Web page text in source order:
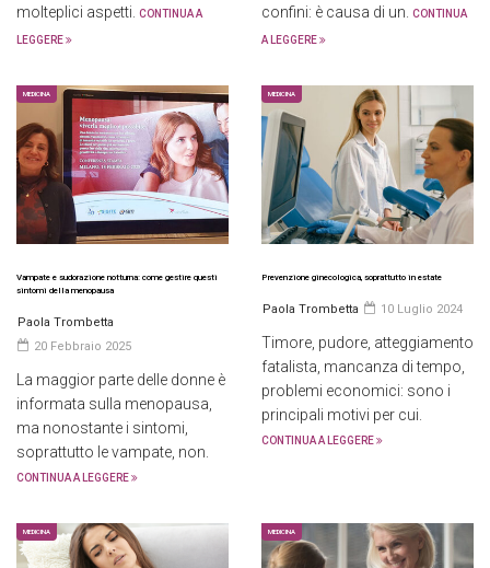
molteplici aspetti. CONTINUA A
LEGGERE
confini: è causa di un. CONTINUA
A LEGGERE
MEDICINA
Vampate e sudorazione notturna: come gestire questi
sintomi della menopausa
Paola Trombetta
20 Febbraio 2025
La maggior parte delle donne è
informata sulla menopausa,
ma nonostante i sintomi,
soprattutto le vampate, non.
CONTINUA A LEGGERE
MEDICINA
Prevenzione ginecologica, soprattutto in estate
Paola Trombetta 10 Luglio 2024
Timore, pudore, atteggiamento
fatalista, mancanza di tempo,
problemi economici: sono i
principali motivi per cui.
CONTINUA A LEGGERE
MEDICINA MEDICINA